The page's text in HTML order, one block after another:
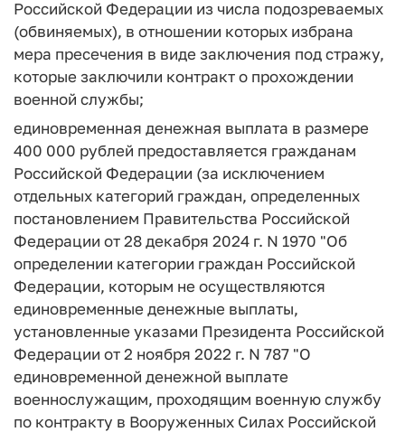
Российской Федерации из числа подозреваемых
(обвиняемых), в отношении которых избрана
мера пресечения в виде заключения под стражу,
которые заключили контракт о прохождении
военной службы;
единовременная денежная выплата в размере
400 000 рублей предоставляется гражданам
Российской Федерации (за исключением
отдельных категорий граждан, определенных
постановлением Правительства Российской
Федерации от 28 декабря 2024 г. N 1970 "Об
определении категории граждан Российской
Федерации, которым не осуществляются
единовременные денежные выплаты,
установленные указами Президента Российской
Федерации от 2 ноября 2022 г. N 787 "О
единовременной денежной выплате
военнослужащим, проходящим военную службу
по контракту в Вооруженных Силах Российской